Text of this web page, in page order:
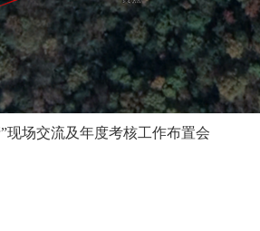
现场交流及年度考核工作布置会